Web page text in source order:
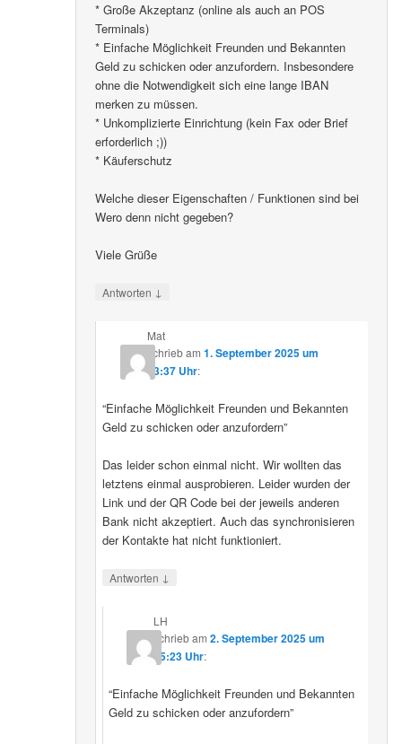
* Große Akzeptanz (online als auch an POS
Terminals)
* Einfache Möglichkeit Freunden und Bekannten
Geld zu schicken oder anzufordern. Insbesondere
ohne die Notwendigkeit sich eine lange IBAN
merken zu müssen.
* Unkomplizierte Einrichtung (kein Fax oder Brief
erforderlich ;))
* Käuferschutz
Welche dieser Eigenschaften / Funktionen sind bei
Wero denn nicht gegeben?
Viele Grüße
Antworten ↓
Mat
schriebam 1. September 2025 um
23:37 Uhr:
“Einfache Möglichkeit Freunden und Bekannten
Geld zu schicken oder anzufordern”
Das leider schon einmal nicht. Wir wollten das
letztens einmal ausprobieren. Leider wurden der
Link und der QR Code bei der jeweils anderen
Bank nicht akzeptiert. Auch das synchronisieren
der Kontakte hat nicht funktioniert.
Antworten ↓
LH
schriebam2. September 2025 um
15:23 Uhr:
“Einfache Möglichkeit Freunden und Bekannten
Geld zu schicken oder anzufordern”